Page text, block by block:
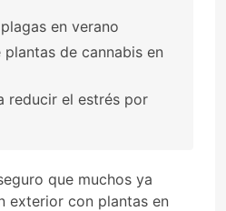
en verano
de cannabis en
reducir el estrés por
que muchos ya
exterior con plantas en